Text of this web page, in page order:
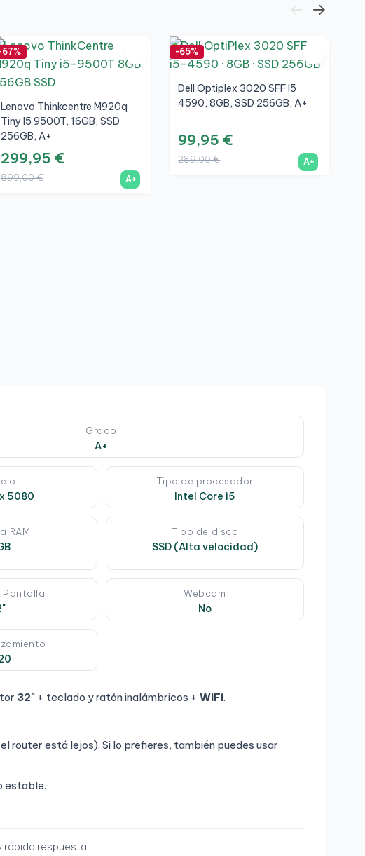
67%
Lenovo Thinkcentre M920q
Tiny I5 9500T, 16GB, SSD
256GB, A+
299,95 €
899,00 € A+
-65%
Dell Optiplex 3020 SFF I5
4590, 8GB, SSD 256GB, A+
99,95 €
289,00 € A+
Grado
A+
5080
Tipo de procesador
Intel Core i5
RAM Tipo de disco
SSD (Alta velocidad)
Pantalla Webcam
No
32" + teclado y ratón inalámbricos + WiFi.
router está lejos). Si lo prefieres, también puedes usar
estable.
rápida respuesta.